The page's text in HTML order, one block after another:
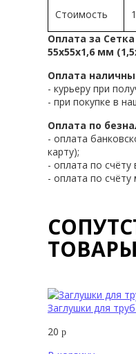
Стоимость
Оплата за
55х55х1,6 мм
Оплата
- курьеру при
- при покупке в
Оплата по
- оплата
карту);
- оплата по счёту
- оплата по
ТОВАРЫ
Заглушки для
20 р